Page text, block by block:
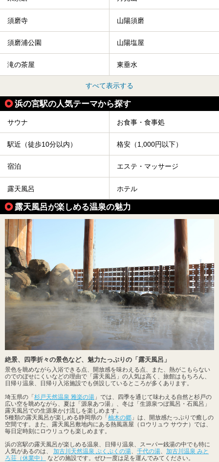
須磨寺 山陽須磨
須磨浦公園 山陽塩屋
滝の茶屋 東垂水
すべて表示する
浜の宮駅の人気テーマから探す
サウナ お食事・食事処
駅近（徒歩10分以内） 格安（1,000円以下）
宿泊 エステ・マッサージ
露天風呂 ホテル
露天風呂が楽しめる温泉の魅力
絶景、四季折々の景色など、魅力たっぷりの「露天風呂」
景色を眺めながら入浴できる点、開放感を味わえる点、また、熱がこもらない
のでのぼせにくいなどの理由で「露天風呂」の人気は高く、旅館はもちろん、
日帰り温泉、日帰り入浴施設でも併設しているところが多くあります。
埼玉県の「杉戸天然温泉 雅楽の湯 」では、四季を通じて味わえる自然と杉戸の
広い空を眺めながら、夏は「源泉あつ湯」、冬は「生源泉つぼ風呂・石風呂」
露天風呂での生源泉かけ流しを楽しめます。
5種類の露天風呂が楽しめる静岡県の「柚木の郷 」は、開放感たっぷりで癒しの
空間です。また、露天風呂敷地内にある熱風蒸屋（ロウリュウ サウナ）では、
毎日定時刻にロウリュウも楽しめます。
浜の宮駅の露天風呂が楽しめる温泉、日帰り温泉、スーパー銭湯の中でも特に
人気があるのは、 加古川天然温泉 ぷくぷくの湯、 千代の湯、 加古川温泉 みと
ろ荘（休業中）
などの施設です。ぜひ一度は足を運んでみてください。